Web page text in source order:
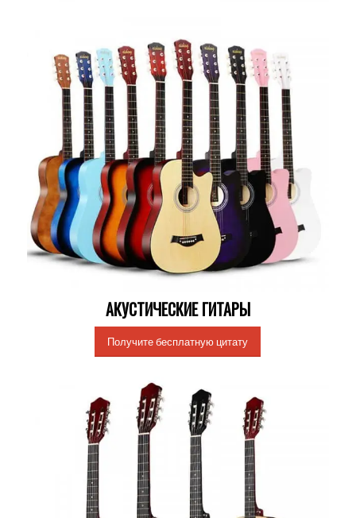
АКУСТИЧЕСКИЕ ГИТАРЫ
Получите бесплатную цитату